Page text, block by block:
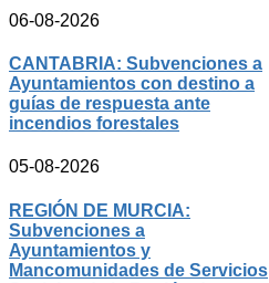
06-08-2026
CANTABRIA: Subvenciones a
Ayuntamientos con destino a
guías de respuesta ante
incendios forestales
05-08-2026
REGIÓN DE MURCIA:
Subvenciones a
Ayuntamientos y
Mancomunidades de Servicios